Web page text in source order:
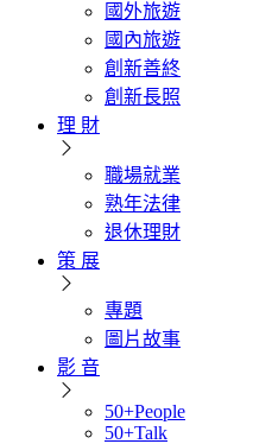
國外旅遊
國內旅遊
創新善終
創新長照
理 財
職場就業
熟年法律
退休理財
策 展
專題
圖片故事
影 音
50+People
50+Talk